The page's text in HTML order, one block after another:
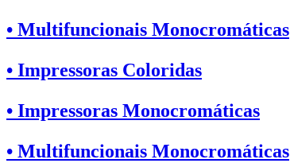
• Multifuncionais Monocromáticas
• Impressoras Coloridas
• Impressoras Monocromáticas
• Multifuncionais Monocromáticas